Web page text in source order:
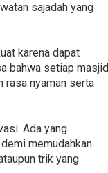
sajadah yang
karena dapat
bahwa setiap masjid
rasa nyaman serta
Ada yang
memudahkan
trik yang